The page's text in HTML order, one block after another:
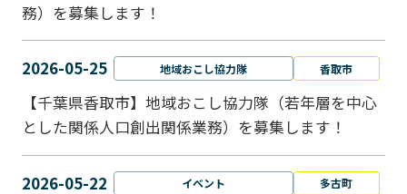
務）を募集します！
2026-05-25 地域おこし協力隊 香取市
【千葉県香取市】地域おこし協力隊（若年層を中心
とした関係人口創出関係業務）を募集します！
2026-05-22 イベント 多古町